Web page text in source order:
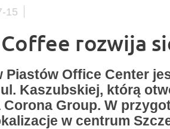
15
rozwija
Piastów Office Center
Kaszubskiej, którą
Corona Group. W
w centrum